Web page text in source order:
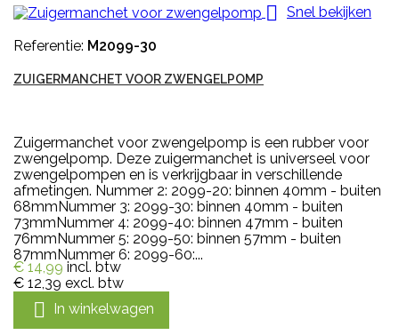
 Snel bekijken
Referentie: M2099-30
ZUIGERMANCHET VOOR ZWENGELPOMP
Zuigermanchet voor zwengelpomp is een rubber voor
zwengelpomp. Deze zuigermanchet is universeel voor
zwengelpompen en is verkrijgbaar in verschillende
afmetingen. Nummer 2: 2099-20: binnen 40mm - buiten
68mmNummer 3: 2099-30: binnen 40mm - buiten
73mmNummer 4: 2099-40: binnen 47mm - buiten
76mmNummer 5: 2099-50: binnen 57mm - buiten
87mmNummer 6: 2099-60:...
€ 14,99 incl. btw
€ 12,39 excl. btw
 In winkelwagen